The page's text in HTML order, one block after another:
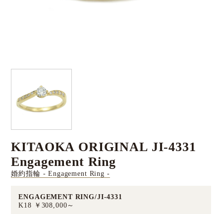
KITAOKA ORIGINAL JI-4331
Engagement Ring
婚約指輪 - Engagement Ring -
ENGAGEMENT RING/JI-4331
K18 ￥308,000～